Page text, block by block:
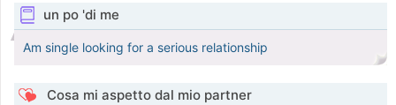
un po 'di me
Am single looking for a serious relationship
Cosa mi aspetto dal mio partner